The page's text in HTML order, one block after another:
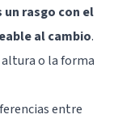
un rasgo con el
al cambio.
o la forma
entre